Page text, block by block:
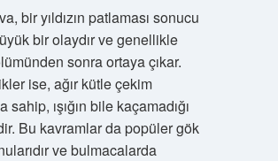
bir yıldızın patlaması sonucu
bir olaydır ve genellikle
sonra ortaya çıkar.
ise, ağır kütle çekim
sahip, ışığın bile kaçamadığı
Bu kavramlar da popüler gök
ve bulmacalarda